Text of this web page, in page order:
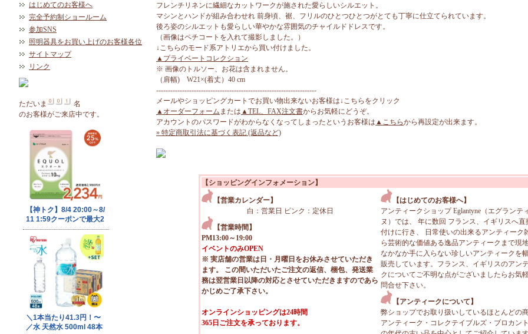
はじめてのお客様へ
完全予約制ショールーム
参加SNS
照明器具をお買い上げのお客様各位
サイトマップ
リンク
ただいま
名
のお客様がご来店中です。
フレンチリネンに繊細なカットワークが施された愛らしいシルエット。
マシンとハンドが組み合わせれ 前身頃、裾、フリルのひとつひとつがとても丁寧に仕立てられています。
後ろ姿のシルエットも愛らしい華やかな雰囲気のチャイルドドレスです。
（画像はペチコートを入れて撮影しました。）
↓こちらのモード系アトリエから買い付けました。
▲プライベートコレクション
※ 画像のトルソー、お花は含まれません。
（肩幅) W21×(着丈）40 cm
--------------------------------------------------------------------
メールやショッピングカートでお買い物出来ないお客様は↓こちらをクリック
▲オーダーフォーム または ▲TEL、FAX注文書からお気軽にどうぞ。
アカウントのパスワードがわからなくなってしまったというお客様は ▲こちらから再設定が出来ます。
» 特定商取引法に基づく表記 (返品など)
【ショッピングインフォメーション】
【営業カレンダー】
白：営業日 ピンク：定休日
【営業時間】
PM13:00～19:00
イベントのみOPEN
※ 実店舗の営業は日・月曜日をお休みさせていただき
ます。 この間いただいたご注文の返信、梱包、発送業
務は翌営業日以降の対応とさせていただきますのであら
かじめご了承下さい。
オンラインショッピングは24時間
365日ご注文を承っております。
【はじめてのお客様へ】
アンティークショップ Eglantyne（エグランテ
ヌ）では、 年に数回 フランス、イギリスへ直
付けに行き、 日常使いの出来るアンティーク
ら芸術的な価値ある逸品アンティークまで現
なかなか手に入らない珍しいアンティークを
販売しています。フランス、イギリスのアン
クについてご不明な点がございましたらお気
問合せ下さい。
【アンティークについて】
弊ショップでお取り扱いしているほとんどの
アンティーク・コレクテイブルズ・ブロカン